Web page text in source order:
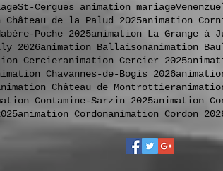
St-Cergues animation mariage
Château de la Palud 2025animation
Poche 2025animation La Grange à
2026animation Ballaisonanimation
Cercieranimation Cercier 2025
Chavannes-de-Bogis 2026
Château de Montrottier
Contamine-Sarzin 2025animation
animation Cordonanimation Cordon